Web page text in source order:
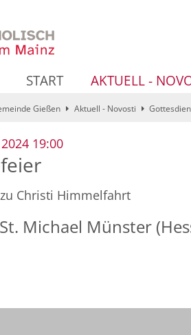
START AKTUELL -
Gießen Aktuell - Novosti
19:00:
Christi Himmelfahrt
Michael Münster